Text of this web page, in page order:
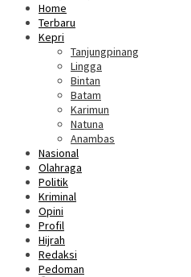
Home
Terbaru
Kepri
Tanjungpinang
Lingga
Bintan
Batam
Karimun
Natuna
Anambas
Nasional
Olahraga
Politik
Kriminal
Opini
Profil
Hijrah
Redaksi
Pedoman